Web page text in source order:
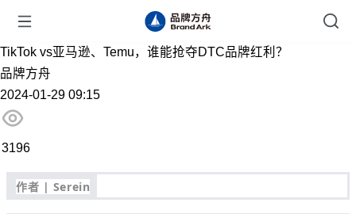
TikTok vs亚马逊、Temu，谁能抢夺DTC品牌红利？
品牌方舟
2024-01-29 09:15
3196
作者 | Serein